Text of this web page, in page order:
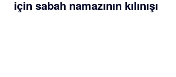
için sabah namazının kılınışı